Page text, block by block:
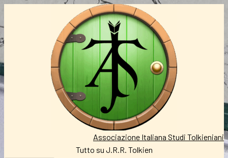
Associazione Italiana Studi Tolkieniani
Tutto su J.R.R. Tolkien